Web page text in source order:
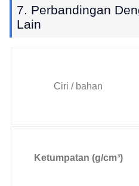
7. Perbandingan
Lain
Ciri / bahan
Ketumpatan (g/cm³)